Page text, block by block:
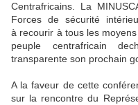
Centrafricains. La
Forces de sécurité
à recourir à tous les
peuple centrafricain
transparente son prochain
A la faveur de cette
sur la rencontre du